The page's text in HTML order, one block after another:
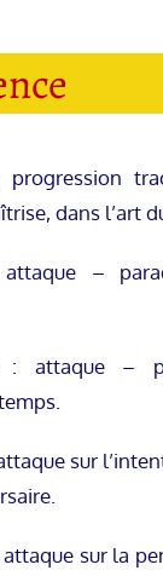
progression
dans l’art
–
: attaque –
sur
sur la